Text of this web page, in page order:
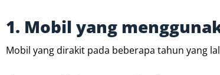
1. Mobil yang
Mobil yang dirakit pada beberapa tahun yang